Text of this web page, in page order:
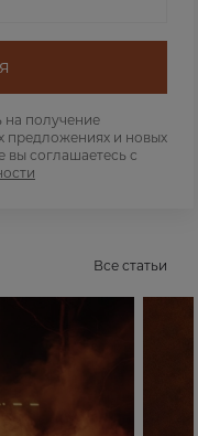
на получение
предложениях и новых
вы соглашаетесь с
Все статьи